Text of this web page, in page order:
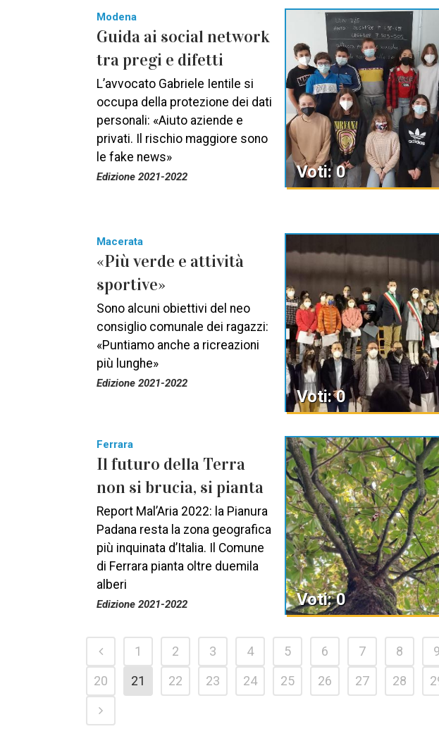
Modena
Guida ai social network
tra pregi e difetti
L’avvocato Gabriele Ientile si
occupa della protezione dei dati
personali: «Aiuto aziende e
privati. Il rischio maggiore sono
le fake news»
Edizione 2021-2022 Voti: 0
Macerata
«Più verde e attività
sportive»
Sono alcuni obiettivi del neo
consiglio comunale dei ragazzi:
«Puntiamo anche a ricreazioni
più lunghe»
Edizione 2021-2022
Voti: 0
Ferrara
Il futuro della Terra
non si brucia, si pianta
Report Mal’Aria 2022: la Pianura
Padana resta la zona geografica
più inquinata d’Italia. Il Comune
di Ferrara pianta oltre duemila
alberi
Edizione 2021-2022 Voti: 0
1 2 3 4 5 6 7 8 9
20
21 22 23 24 25 26 27 28